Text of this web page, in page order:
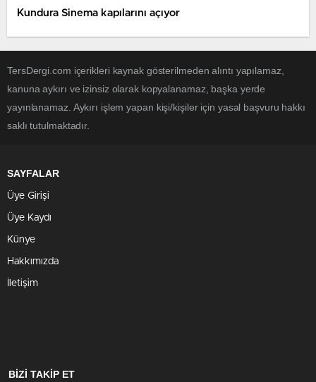
Kundura Sinema kapılarını açıyor
TersDergi.com içerikleri kaynak gösterilmeden alıntı yapılamaz,
kanuna aykırı ve izinsiz olarak kopyalanamaz, başka yerde
yayınlanamaz. Aykırı işlem yapan kişi/kişiler için yasal başvuru hakkı
saklı tutulmaktadır.
SAYFALAR
Üye Girişi
Üye Kaydı
Künye
Hakkımızda
İletişim
BİZİ TAKİP ET